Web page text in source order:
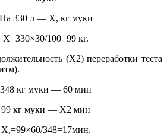
На 330 л — X, кг муки
Х=330×30/100=99 кг.
(Х2) переработки теста
348 кг муки — 60 мин
99 кг муки — Х2 мин
Х,=99×60/348=17мин.